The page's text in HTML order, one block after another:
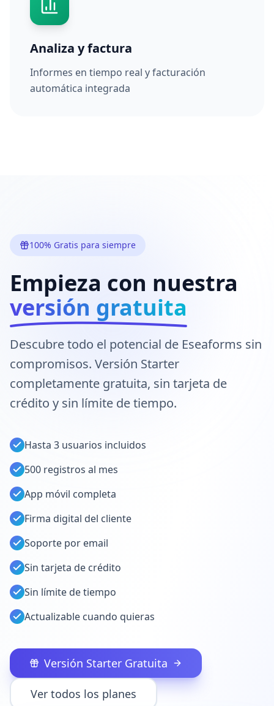
Analiza y factura
Informes en tiempo real y facturación
automática integrada
100% Gratis para siempre
Empieza con nuestra
versión gratuita
Descubre todo el potencial de Eseaforms sin
compromisos. Versión Starter
completamente gratuita, sin tarjeta de
crédito y sin límite de tiempo.
Hasta 3 usuarios incluidos
500 registros al mes
App móvil completa
Firma digital del cliente
Soporte por email
Sin tarjeta de crédito
Sin límite de tiempo
Actualizable cuando quieras
Versión Starter Gratuita
Ver todos los planes